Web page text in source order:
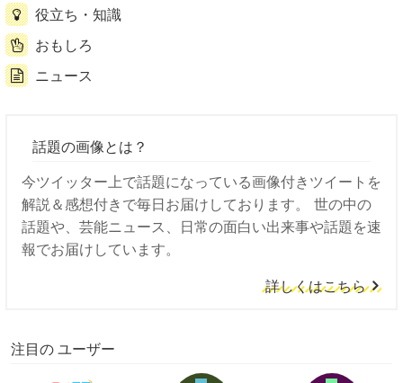
役立ち・知識
おもしろ
ニュース
話題の画像とは？
今ツイッター上で話題になっている画像付きツイートを
解説＆感想付きで毎日お届けしております。 世の中の
話題や、芸能ニュース、日常の面白い出来事や話題を速
報でお届けしています。
詳しくはこちら
注目の ユーザー